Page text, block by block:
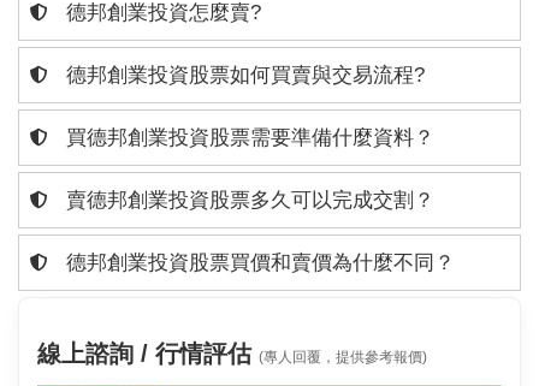
德邦創業投資怎麼賣?
德邦創業投資股票如何買賣與交易流程?
買德邦創業投資股票需要準備什麼資料？
賣德邦創業投資股票多久可以完成交割？
德邦創業投資股票買價和賣價為什麼不同？
線上諮詢 / 行情評估 (專人回覆，提供參考報價)